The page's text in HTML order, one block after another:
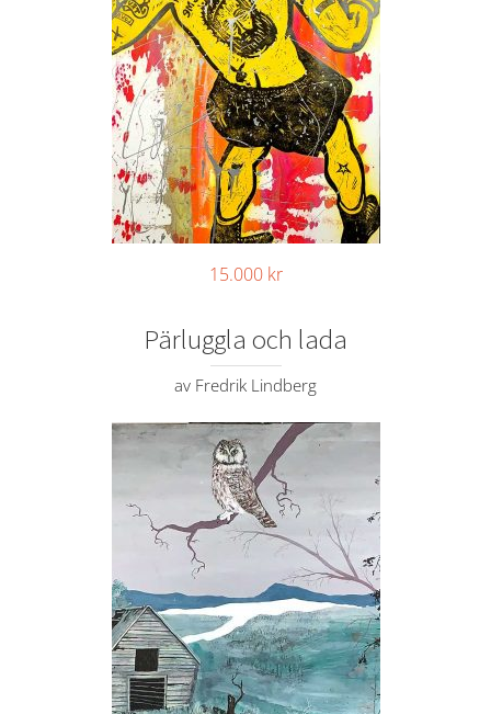
15.000 kr
Pärluggla och lada
av Fredrik Lindberg